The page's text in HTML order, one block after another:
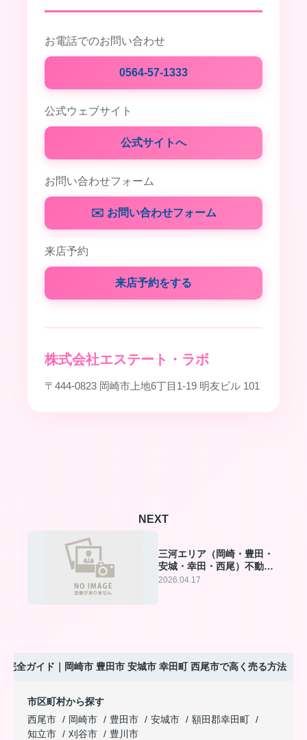
お電話でのお問い合わせ
0564-57-1333
公式ウェブサイト
公式サイトへ
お問い合わせフォーム
✉️ お問い合わせフォーム
来店予約
来店予約をする
株式会社エステート・ラボ
〒444-0823 岡崎市上地6丁目1-19 明友ビル 101
NEXT
三河エリア（岡崎・豊田・
安城・幸田・西尾）不動産
売却の決定版ガイド
2026.04.17
完全ガイド｜岡崎市 豊田市 安城市 幸田町 西尾市で高く売る方法
市区町村から探す
西尾市
岡崎市 豊田市 安城市
額田郡幸田町
知立市
刈谷市
豊川市